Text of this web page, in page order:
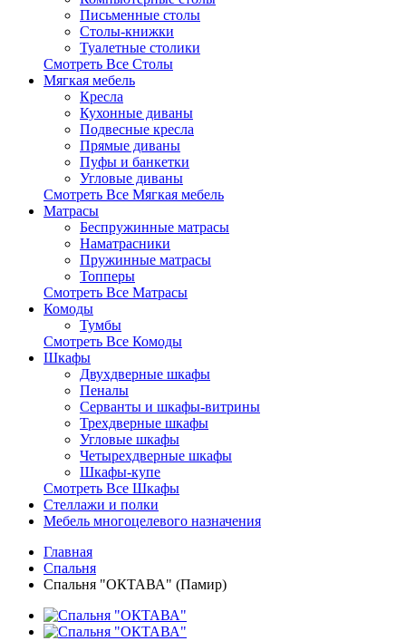
Письменные столы
Столы-книжки
Туалетные столики
Смотреть Все Столы
Мягкая мебель
Кресла
Кухонные диваны
Подвесные кресла
Прямые диваны
Пуфы и банкетки
Угловые диваны
Смотреть Все Мягкая мебель
Матрасы
Беспружинные матрасы
Наматрасники
Пружинные матрасы
Топперы
Смотреть Все Матрасы
Комоды
Тумбы
Смотреть Все Комоды
Шкафы
Двухдверные шкафы
Пеналы
Серванты и шкафы-витрины
Трехдверные шкафы
Угловые шкафы
Четырехдверные шкафы
Шкафы-купе
Смотреть Все Шкафы
Стеллажи и полки
Мебель многоцелевого назначения
Главная
Спальня
Спальня "ОКТАВА" (Памир)